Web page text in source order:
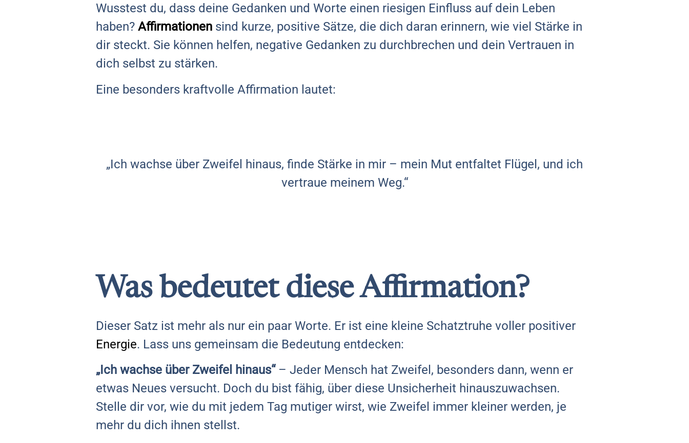
Wusstest du, dass deine Gedanken und Worte einen riesigen Einfluss auf dein Leben
haben? Affirmationen sind kurze, positive Sätze, die dich daran erinnern, wie viel Stärke in
dir steckt. Sie können helfen, negative Gedanken zu durchbrechen und dein Vertrauen in
dich selbst zu stärken.
Eine besonders kraftvolle Affirmation lautet:
„Ich wachse über Zweifel hinaus, finde Stärke in mir – mein Mut entfaltet Flügel, und ich
vertraue meinem Weg.“
Was bedeutet diese Affirmation?
Dieser Satz ist mehr als nur ein paar Worte. Er ist eine kleine Schatztruhe voller positiver
Energie. Lass uns gemeinsam die Bedeutung entdecken:
„Ich wachse über Zweifel hinaus“– Jeder Mensch hat Zweifel, besonders dann, wenn er
etwas Neues versucht. Doch du bist fähig, über diese Unsicherheit hinauszuwachsen.
Stelle dir vor, wie du mit jedem Tag mutiger wirst, wie Zweifel immer kleiner werden, je
mehr du dich ihnen stellst.